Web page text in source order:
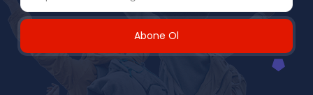
Abone Ol